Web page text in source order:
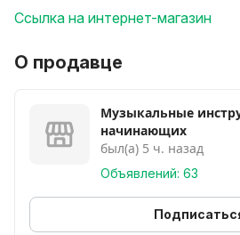
Теги: гитара, классическая,
4/4, для начинающих, Fante,
Хохнер, HC06, HC07, Kremona,
Валенсия, LaMancha, Ламанча,
Классината, Sonata, Homage,
Fender, Gibson, Taylor
Ссылка на интернет-магазин
О продавце
Музыкальные
начинающих
был(а) 5 ч. назад
Объявлений: 63